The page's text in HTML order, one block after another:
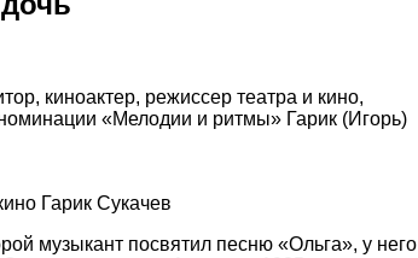
киноактер, режиссер театра и кино,
«Мелодии и ритмы» Гарик (Игорь)
Гарик Сукачев
музыкант посвятил песню «Ольга», у него